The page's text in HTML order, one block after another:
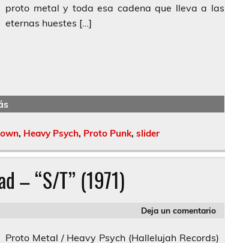
proto metal y toda esa cadena que lleva a las
eternas huestes […]
, Heavy Psych, Proto Punk, slider
– “S/T” (1971)
Deja un comentario
Proto Metal / Heavy Psych (Hallelujah Records)